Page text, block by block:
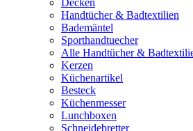
Decken
Handtücher & Badtextilien
Bademäntel
Sporthandtuecher
Alle Handtücher &
Kerzen
Küchenartikel
Besteck
Küchenmesser
Lunchboxen
Schneidebretter